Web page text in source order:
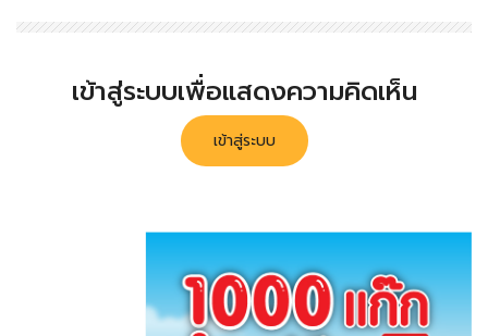
เข้าสู่ระบบเพื่อแสดงความคิดเห็น
เข้าสู่ระบบ